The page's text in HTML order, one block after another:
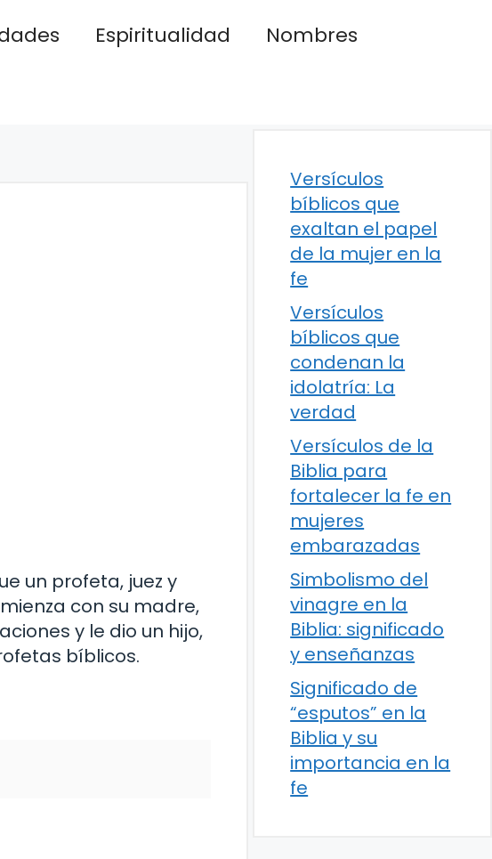
Espiritualidad
Nombres
un profeta, juez y
con su madre,
y le dio un hijo,
bíblicos.
Versículos
bíblicos que
exaltan el papel
de la mujer en la
fe
Versículos
bíblicos que
condenan la
idolatría: La
verdad
Versículos de la
Biblia para
fortalecer la fe en
mujeres
embarazadas
Simbolismo del
vinagre en la
Biblia: significado
y enseñanzas
Significado de
“esputos” en la
Biblia y su
importancia en la
fe